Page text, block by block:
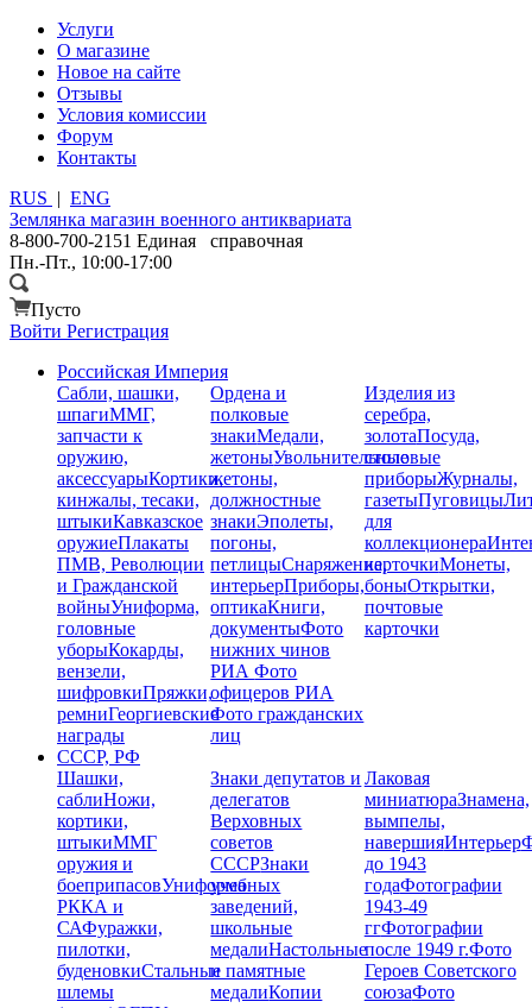
Услуги
О магазине
Новое на сайте
Отзывы
Условия комиссии
Форум
Контакты
RUS | ENG
Землянка магазин военного антиквариата
8-800-700-2151 Единая справочная
Пн.-Пт., 10:00-17:00
Пусто
Войти Регистрация
Российская Империя
Сабли, шашки,
шпагиММГ,
запчасти к
оружию,
аксессуарыКортики,
кинжалы, тесаки,
штыкиКавказское
оружиеПлакаты
ПМВ, Революции
и Гражданской
войныУниформа,
головные
уборыКокарды,
вензели,
шифровкиПряжки,
ремниГеоргиевские
награды
Ордена и
полковые
знакиМедали,
жетоныУвольнительные
жетоны,
должностные
знакиЭполеты,
погоны,
петлицыСнаряжение,
интерьерПриборы,
оптикаКниги,
документыФото
нижних чинов
РИАФото
офицеров РИА
Фото гражданских
лиц
Изделия из
серебра,
золотаПосуда,
столовые
приборыЖурналы,
газетыПуговицы
для
коллекционера
карточкиМонеты,
боныОткрытки,
почтовые
карточки
СССР, РФ
Шашки,
саблиНожи,
кортики,
штыкиММГ
оружия и
боеприпасовУниформа
РККА и
САФуражки,
пилотки,
буденовкиСтальные
шлемы
Знаки депутатов и
делегатов
Верховных
советов
СССРЗнаки
учебных
заведений,
школьные
медалиНастольные
и памятные
медалиКопии
Лаковая
миниатюраЗнамена,
вымпелы,
навершияИнтерьер
до 1943
годаФотографии
1943-49
ггФотографии
после 1949 г.Фото
Героев Советского
союзаФото